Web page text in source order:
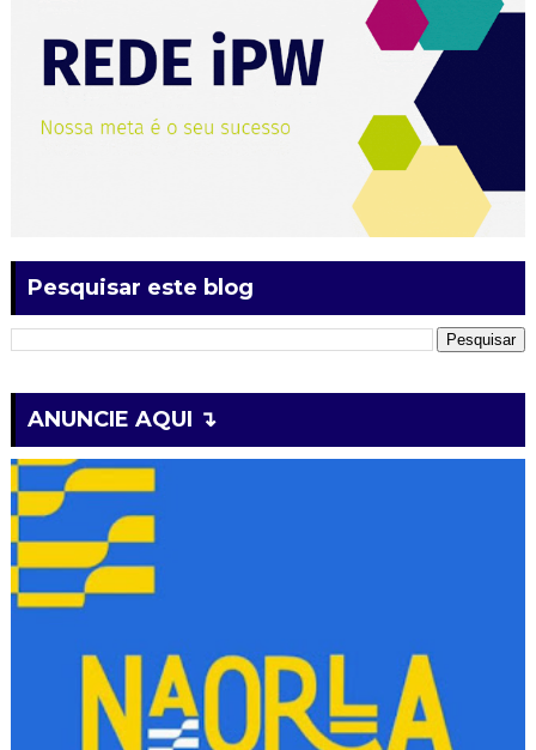
Pesquisar este blog
ANUNCIE AQUI ↴